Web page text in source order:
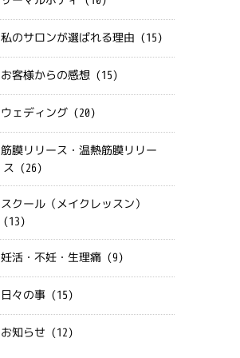
私のサロンが選ばれる理由 (15)
お客様からの感想 (15)
ウェディング (20)
筋膜リリース・温熱筋膜リリー
ス (26)
スクール（メイクレッスン）
(13)
妊活・不妊・生理痛 (9)
日々の事 (15)
お知らせ (12)